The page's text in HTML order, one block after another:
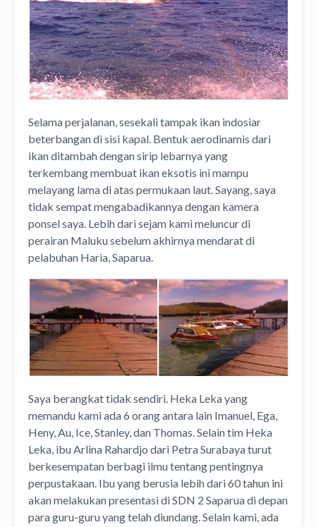
Selama perjalanan, sesekali tampak ikan indosiar
beterbangan di sisi kapal. Bentuk aerodinamis dari
ikan ditambah dengan sirip lebarnya yang
terkembang membuat ikan eksotis ini mampu
melayang lama di atas permukaan laut. Sayang, saya
tidak sempat mengabadikannya dengan kamera
ponsel saya. Lebih dari sejam kami meluncur di
perairan Maluku sebelum akhirnya mendarat di
pelabuhan Haria, Saparua.
Saya berangkat tidak sendiri. Heka Leka yang
memandu kami ada 6 orang antara lain Imanuel, Ega,
Heny, Au, Ice, Stanley, dan Thomas. Selain tim Heka
Leka, ibu Arlina Rahardjo dari Petra Surabaya turut
berkesempatan berbagi ilmu tentang pentingnya
perpustakaan. Ibu yang berusia lebih dari 60 tahun ini
akan melakukan presentasi di SDN 2 Saparua di depan
para guru-guru yang telah diundang. Selain kami, ada